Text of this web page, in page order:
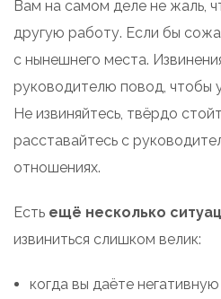
Вам на самом деле не жаль,
другую работу. Если бы
с нынешнего места.
руководителю повод, чтобы
Не извиняйтесь, твёрдо
расставайтесь с
отношениях.
Есть ещё несколько
извиниться слишком велик:
когда вы даёте